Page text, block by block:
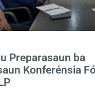
Preparasaun ba
Konferénsia